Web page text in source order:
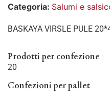
Categoria: Salumi e
BASKAYA VIRSLE PULE
Prodotti per confezione
20
Confezioni per pallet